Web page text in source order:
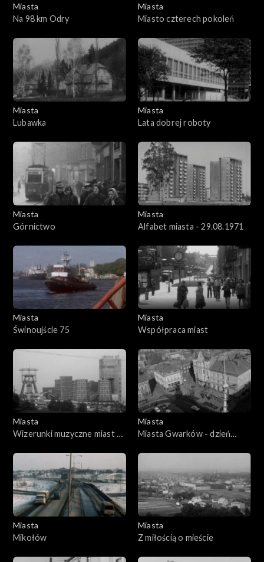
Miasta
Na 98 km Odry
Miasta
Miasto czterech pokoleń
Miasta
Lubawka
Miasta
Lata dobrej roboty
Miasta
Górnictwo
Miasta
Alfabet miasta - 29.08.1971
Miasta
Świnoujście 75
Miasta
Współpraca miast
Miasta
Wizerunki muzyczne miast -
Miasta
Miasta Gwarków - dzień
Miasta
Mikołów
Miasta
Z miłością o mieście